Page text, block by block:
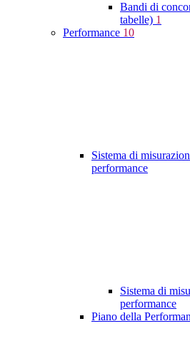
Bandi di
tabelle) 1
Performance 10
Sistema di
performance
Sistema di
performance
Piano della